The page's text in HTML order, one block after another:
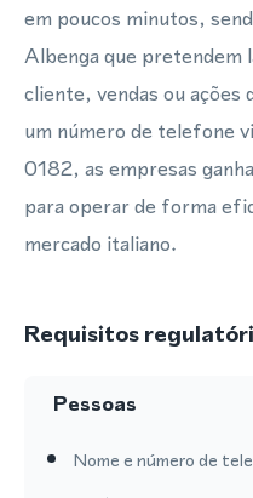
em poucos minutos,
Albenga que pretendem
cliente, vendas ou ações
um número de telefone
0182, as empresas
para operar de forma
mercado italiano.
Requisitos
Pessoas
Nome e número de